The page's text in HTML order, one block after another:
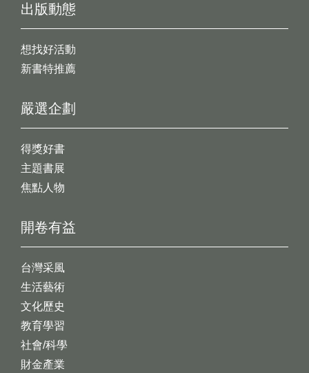
出版動態
想找好活動
新書特推薦
開卷有益
台灣采風
生活藝術
文化歷史
教育學習
社會/科學
財金產業
嚴選企劃
得獎好書
主題書展
焦點人物